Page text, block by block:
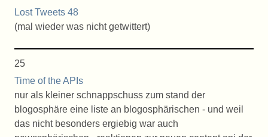
Lost Tweets 48
(mal wieder was nicht getwittert)
25
Time of the APIs
nur als kleiner schnappschuss zum stand der
blogosphäre eine liste an blogosphärischen - und weil
das nicht besonders ergiebig war auch